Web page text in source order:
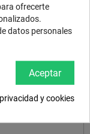
con aleación B20
ofrecerte
datos personales
Aceptar
y cookies